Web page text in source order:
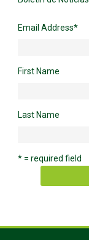
Email Address*
First Name
Last Name
* = required field